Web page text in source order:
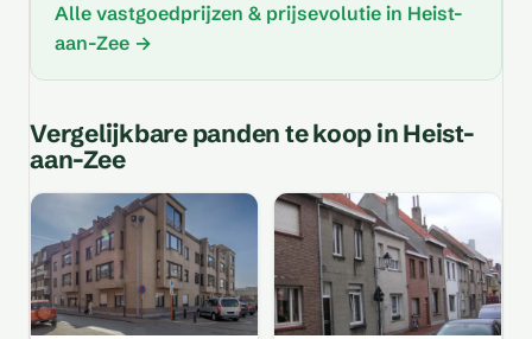
Alle vastgoedprijzen & prijsevolutie in Heist-
aan-Zee →
Vergelijkbare panden te koop in Heist-
aan-Zee